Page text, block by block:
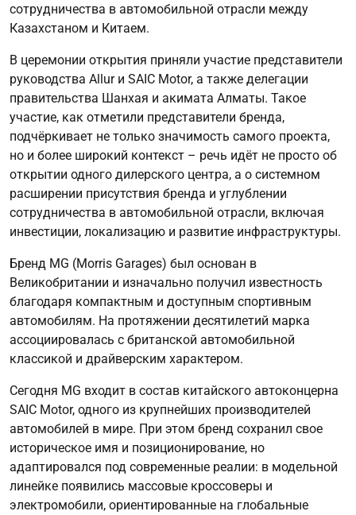
сотрудничества в автомобильной отрасли между
Казахстаном и Китаем.
В церемонии открытия приняли участие представители
руководства Allur и SAIC Motor, а также делегации
правительства Шанхая и акимата Алматы. Такое
участие, как отметили представители бренда,
подчёркивает не только значимость самого проекта,
но и более широкий контекст – речь идёт не просто об
открытии одного дилерского центра, а о системном
расширении присутствия бренда и углублении
сотрудничества в автомобильной отрасли, включая
инвестиции, локализацию и развитие инфраструктуры.
Бренд MG (Morris Garages) был основан в
Великобритании и изначально получил известность
благодаря компактным и доступным спортивным
автомобилям. На протяжении десятилетий марка
ассоциировалась с британской автомобильной
классикой и драйверским характером.
Сегодня MG входит в состав китайского автоконцерна
SAIC Motor, одного из крупнейших производителей
автомобилей в мире. При этом бренд сохранил свое
историческое имя и позиционирование, но
адаптировался под современные реалии: в модельной
линейке появились массовые кроссоверы и
электромобили, ориентированные на глобальные